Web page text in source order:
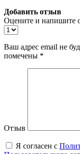
Добавить отзыв
Оцените и напишите
Ваш адрес email не
помечены *
Отзыв
Я согласен с